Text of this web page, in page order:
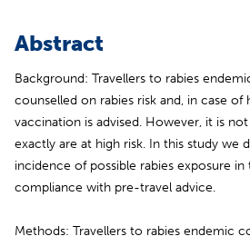
Abstract
Background: Travellers to rabies
counselled on rabies risk and, in case
vaccination is advised. However, it is
exactly are at high risk. In this study we
incidence of possible rabies exposure
compliance with pre-travel advice.
Methods: Travellers to rabies endemic